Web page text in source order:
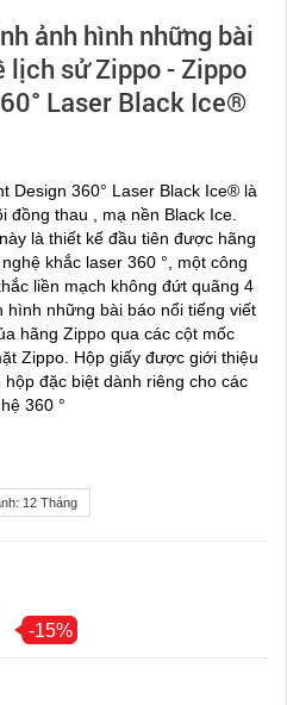
ảnh hình những bài
lịch sử Zippo - Zippo
Laser Black Ice®
Design 360° Laser Black Ice® là
đồng thau , mạ nền Black Ice.
là thiết kế đầu tiên được hãng
khắc laser 360 °, một công
liền mạch không đứt quãng 4
hình những bài báo nổi tiếng viết
hãng Zippo qua các cột mốc
Zippo. Hộp giấy được giới thiệu
đặc biệt dành riêng cho các
360 °
12 Tháng
-15%